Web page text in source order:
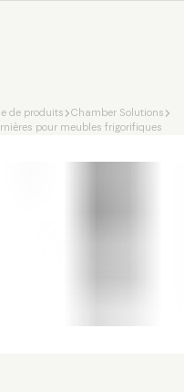
de produits
Chamber Solutions
pour meubles frigorifiques